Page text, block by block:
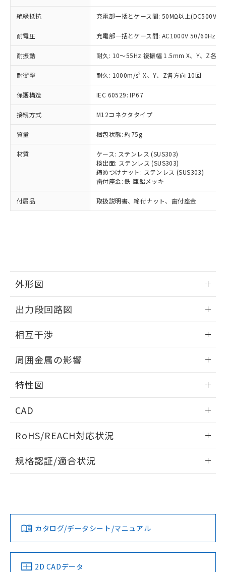
絶縁抵抗 充電部一括とケース間: 50MΩ以上(DC500Vメ
耐電圧 充電部一括とケース間: AC1000V 50/60Hz
耐振動 耐久: 10～55Hz 複振幅 1.5mm X、Y、Z各方
耐衝撃 耐久: 1000m/s2 X、Y、Z各方向 10回
保護構造 IEC 60529: IP67
接続方式 M12コネクタタイプ
質量 梱包状態: 約75g
材質
ケース: ステンレス (SUS303)
検出面: ステンレス (SUS303)
締めつけナット: ステンレス (SUS303)
歯付座金: 鉄 亜鉛メッキ
付属品 取扱説明書、締付ナット、歯付座金
外形図
外形図
出力段回路図
出力段回路図
タイムチャート
相互干渉
相互干渉
A: 80mm以上、B: 60mm以上
周囲金属の影響
周囲金属の影響
L: 12mm以上、φd: 80mm以上、D: 12mm以上、m: 30mm
以上、n: 80mm以上
金属埋め込み
特性図
検出物体の大きさと材質による影響
CAD
ドすることができます。
ログイン/会員登録
ダウンロードデータをご利用いただく前に、以下を必ずお読
みください。
ソフトウェアの使用条件
RoHS/REACH対応状況
EU RoHS 注意事項・凡例
対応済み
中国 RoHS 注意事項・凡例
規格認証/適合状況
LR型式承認
（イギリス
船舶規格）
DNV型式承認
（ノルウェー
BV型式承認
（フランス
KR型式
（韓国
カタログ/データシート/マニュアル
2D CADデータ
在庫状況および標準価格照会結果は、
記載している更新日時点での社内デー
タに基づき作成されるものであり、閲
覧された時点での実際の在庫および標
準価格とは異なる場合があることをご
了承ください。
正式な納期状況および標準価格はお客
様のお取引先、またはお客様担当のオ
ムロン制御機器販売店・当社販売員に
ご相談ください。
オムロン制御機器販売店や当社販売拠
販売ネットワーク
」をご確認
在庫状況および標準価格結果を当社の
事前の承諾なく第三者に漏洩または開
示しないようお願いします。
マイパーツ機能（部品リスト作成サー
ビス）をご利用いただくには、I-Web
メンバーズにご登録されている必要が
をご了承ください。
指します。
*EU RoHS指令（10物質）：
鉛(Pb) 1000ppm以下、 水銀(Hg) 1000ppm以下、 カド
ミウム(Cd) 100ppm以下、
(PBDE) 1000ppm以下、フタル酸ビス(2-エチルヘキシ
ル) (DEHP)(別名：DOP) 1000ppm以下、フタル酸ブチ
ルベンジル（BBP） 1000ppm以下、フタル酸ジブチル
（DBP） 1000ppm以下、フタル酸ジイソブチル
(DIBP) 1000ppm以下
但し、RoHS指令で産業用監視および制御機器に対する
適用除外項目は除く。
フタル酸エステル類の４物質については閾値を超える意
図的な使用がないことを確認しています。
※2 対応予定月
部品在庫の切り替え状況などにより、予定
月が前後することがあります。
51物質の非含有証明書（当社基準）
※本証明書は発行日時点で非含有を証明す
るもので、過去に遡って非含有を証明する
また、RoHS指令のフタル酸エステル類４
物質の対応では、対応完了までの期間は出
荷製品に未対応品が混在することから備考
欄に対応日を記載しておりました。
既に当社にて対応品への在庫切替を完了
していることから、特段のことがない限
り、2022年1月12日より割愛しておりま
い合わせください。
*中国RoHS10物質の基準値 (GB/T26572)：
Pb(鉛) :1000ppm、 Hg(水銀) : 1000ppm、 Cd(カドミウ
Cr(Ⅵ)(六価クロム) : 1000ppm、 PBBs(ポリ臭化ビフェ
ニル類) : 1000ppm、 PBDEs(ポリ臭化ジフェニルエーテ
DBP(フタル酸ジブチル) : 1000ppm、 DIBP(フタル酸ジ
DEHP(フタル酸ビス(2-エチルヘキシル)) : 1000ppm
※2 環境保護使用期限
「ｅ」：有害物質（10物質）のすべてが基
準値以下であることを示します。
「10」：通常の使用状況下において有害物
質が外部に漏えいし、環境に深刻な影響を
及ぼさない年数を意味します。
「－」：未確認です。当社販売部門へお問
い合わせください。
（以下｢規制貨物等」という）を輸出
または国外への提供する場合は、日本
国政府の輸出許可(または役務取引許
可)を取得するなどの必要な手続きを
当社は規制貨物を破棄する場合は、完
全に破砕するなど、違法に輸出されな
いよう必要な手段を講じます。
当社は貴社製品を、核兵器、ミサイ
ル、化学兵器、生物兵器またはその他
武器並びにこれらの製造装置等に一切
使用いたしません。
当社は、貴社製品を第三者に販売する
場合は、上記1、2および3の内容を当
該第三者に通知します。また当社は、
販売先および販売に係わる関係者が違
法に輸出するおそれがある場合は、取
り引きをいたしません。
一定数以上の在庫あり
一定数には満たないが在庫あり
在庫なし(最新の在庫状況につ
いては、お客様のお取引先、ま
たはお客様担当のオムロン制御
機器販売店・当社販売員にご確
認ください)
受注生産機種、また在庫状況の
情報を公開していない機種